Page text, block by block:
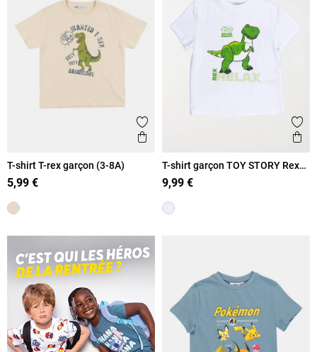
Ajouter aux favoris
Aperçu rapide
T-shirt T-rex garçon (3-8A)
5,99 €
T-shirt garçon TOY STORY Rex
(3-8A)
9,99 €